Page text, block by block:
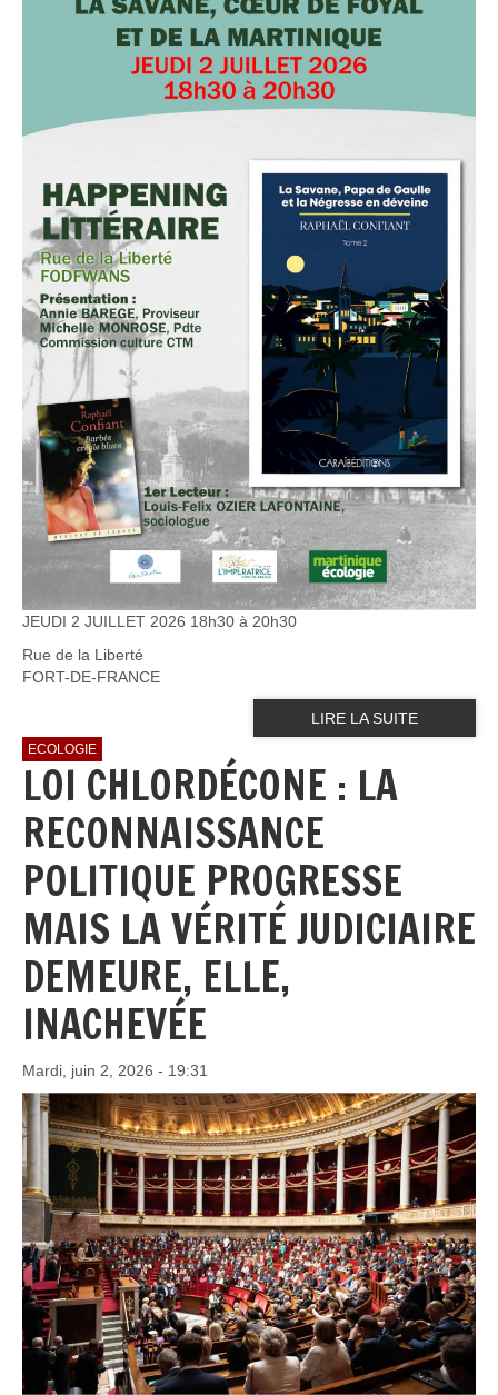
JEUDI 2 JUILLET 2026 18h30 à 20h30
Rue de la Liberté
FORT-DE-FRANCE
LIRE LA SUITE
ECOLOGIE
LOI CHLORDÉCONE : LA
RECONNAISSANCE
POLITIQUE PROGRESSE
MAIS LA VÉRITÉ JUDICIAIRE
DEMEURE, ELLE,
INACHEVÉE
Mardi, juin 2, 2026 - 19:31